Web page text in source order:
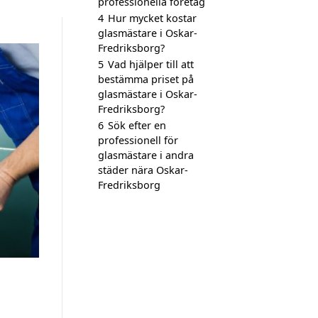
4 Hur mycket kostar
glasmästare i Oskar-
Fredriksborg?
5 Vad hjälper till att
bestämma priset på
glasmästare i Oskar-
Fredriksborg?
6 Sök efter en
professionell för
glasmästare i andra
städer nära Oskar-
Fredriksborg